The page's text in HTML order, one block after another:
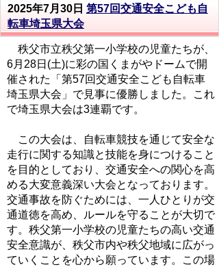
2025年7月30日 第57回交通安全こども自
転車埼玉県大会
秩父市立秩父第一小学校の児童たちが、
6月28日(土)に彩の国くまがやドームで開
催された「第57回交通安全こども自転車
埼玉県大会」で見事に優勝しました。これ
で埼玉県大会は3連覇です。
この大会は、自転車競技を通じて安全な
走行に関する知識と技能を身につけること
を目的としており、交通安全への関心を高
める大変意義深い大会となっております。
交通事故を防ぐためには、一人ひとりが交
通道徳を高め、ルールを守ることが大切で
す。秩父第一小学校の児童たちの高い交通
安全意識が、秩父市内や秩父地域に広がっ
ていくことを心から願っています。この場